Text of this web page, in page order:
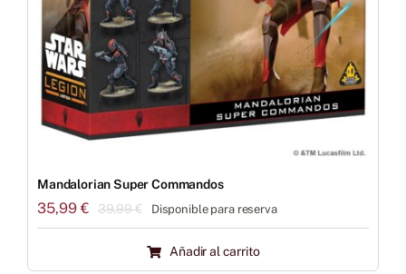
Mandalorian Super Commandos
39,99€El
original
35,99€
El
actual
Disponible para reserva
Añadir al carrito